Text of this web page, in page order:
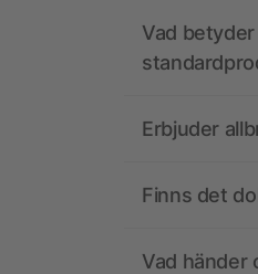
Vad
Erbjuder
Finns det
Vad händer